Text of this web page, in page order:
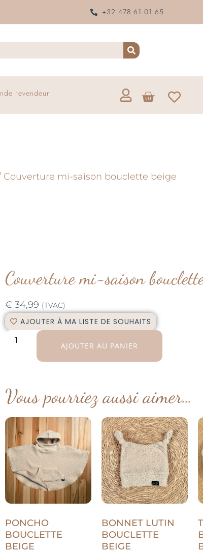
+32 478 61 01 65
revendeur
Couverture mi-saison bouclette beige
Couverture mi-saison
€ 34,99 (TVAC)
AJOUTER À MA LISTE DE SOUHAITS
AJOUTER AU PANIER
Vous pourriez aussi aimer…
PONCHO
BOUCLETTE
BEIGE
BONNET LUTIN
BOUCLETTE
BEIGE